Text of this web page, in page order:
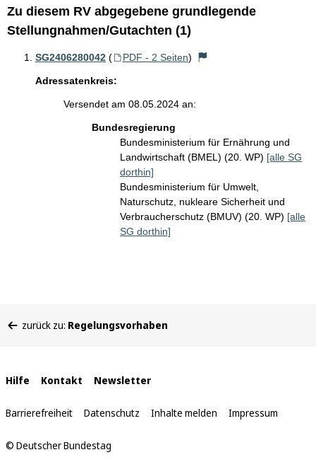
Zu diesem RV abgegebene grundlegende
Stellungnahmen/Gutachten (1)
SG2406280042 ( PDF - 2 Seiten)
Adressatenkreis:
Versendet am 08.05.2024 an:
Bundesregierung
Bundesministerium für Ernährung und
Landwirtschaft (BMEL) (20. WP) [alle SG
dorthin]
Bundesministerium für Umwelt,
Naturschutz, nukleare Sicherheit und
Verbraucherschutz (BMUV) (20. WP) [alle
SG dorthin]
befinden
zurück zu: Regelungsvorhaben
Interne
Links
Hilfe Kontakt Newsletter
Barrierefreiheit Datenschutz Inhalte melden Impressum
© Deutscher Bundestag